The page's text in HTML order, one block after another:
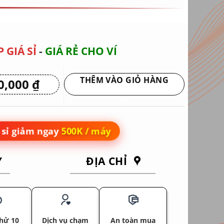
GIÁ SỈ- GIÁ RẺ CHO VÍ
₫Giá
tại
10,950,000 ₫.
THÊM VÀO GIỎ HÀNG
giảm ngay500K / máy
ĐỊA CHỈ
10
Dịch vụ chạm
An toàn mua